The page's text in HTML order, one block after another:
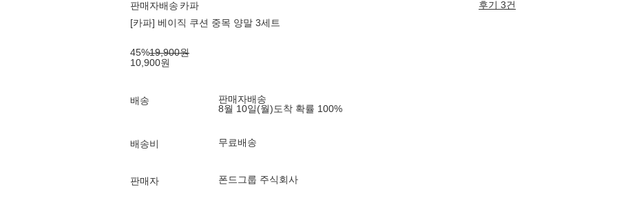
판매자배송 카파
후기 3건
[카파] 베이직 쿠션 중목 양말 3세트
45%19,900원
10,900원
배송
판매자배송
8월 10일(월)도착 확률 100%
배송비 무료배송
판매자 폰드그룹 주식회사